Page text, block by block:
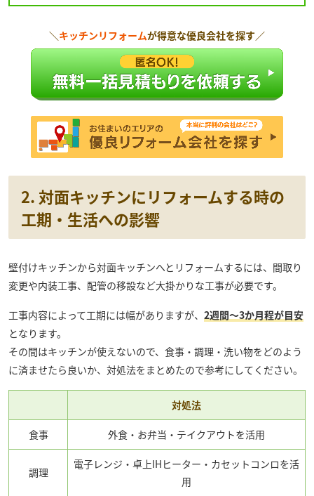
＼キッチンリフォームが得意な優良会社を探す／
2. 対面キッチンにリフォームする時の
工期・生活への影響
壁付けキッチンから対面キッチンへとリフォームするには、間取り
変更や内装工事、配管の移設など大掛かりな工事が必要です。
工事内容によって工期には幅がありますが、 2週間～3か月程が目安
となります。
その間はキッチンが使えないので、食事・調理・洗い物をどのよう
に済ませたら良いか、対処法をまとめたので参考にしてください。
対処法
食事 外食・お弁当・テイクアウトを活用
調理
電子レンジ・卓上IHヒーター・カセットコンロを活
用